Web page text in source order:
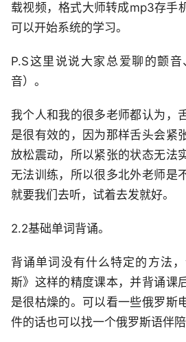
载视频，格式大师转成mp3存手
可以开始系统的学习。
P.S这里说说大家总爱聊的颤
音）。
我个人和我的很多老师都认为，
是很有效的，因为那样舌头会紧
放松震动，所以紧张的状态无法
无法训练，所以很多北外老师是
就要我们去听，试着去发就好。
2.2基础单词背诵。
背诵单词没有什么特定的方法
斯》这样的精度课本，并背诵课
是很枯燥的。可以看一些俄罗斯
件的话也可以找一个俄罗斯语伴陪